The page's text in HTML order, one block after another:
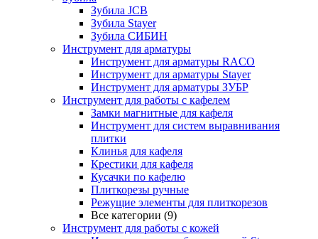
Зубила JCB
Зубила Stayer
Зубила СИБИН
Инструмент для арматуры
Инструмент для арматуры RACO
Инструмент для арматуры Stayer
Инструмент для арматуры ЗУБР
Инструмент для работы с кафелем
Замки магнитные для кафеля
Инструмент для систем выравнивания
плитки
Клинья для кафеля
Крестики для кафеля
Кусачки по кафелю
Плиткорезы ручные
Режущие элементы для плиткорезов
Все категории (9)
Инструмент для работы с кожей